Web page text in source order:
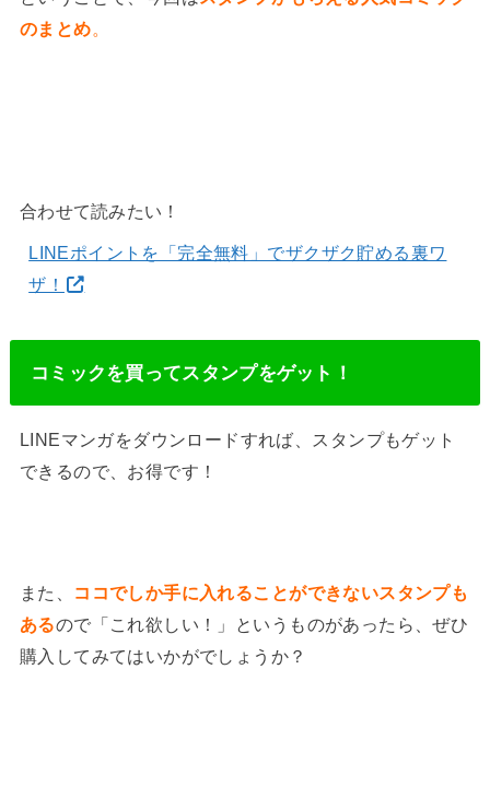
のまとめ。
合わせて読みたい！
LINEポイントを「完全無料」でザクザク貯める裏ワ
ザ！
コミックを買ってスタンプをゲット！
LINEマンガをダウンロードすれば、スタンプもゲット
できるので、お得です！
また、
ココでしか手に入れることができないスタンプも
あるので「これ欲しい！」というものがあったら、ぜひ
購入してみてはいかがでしょうか？